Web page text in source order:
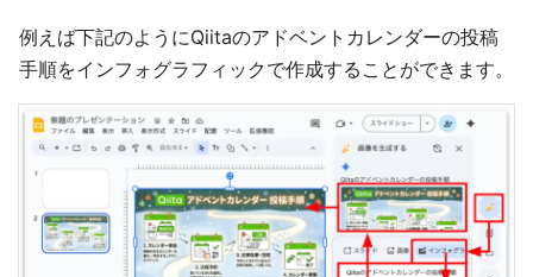
例えば下記のようにQiitaのアドベントカレンダーの投稿
手順をインフォグラフィックで作成することができます。